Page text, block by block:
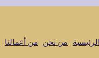
الرئيسية من نحن من أعمالنا